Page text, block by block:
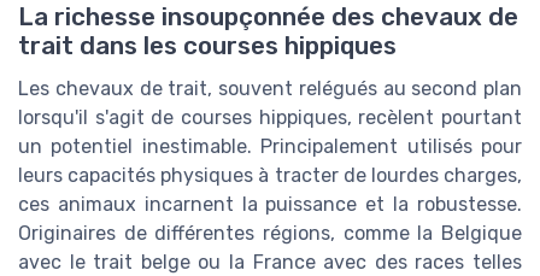
La richesse insoupçonnée des chevaux de
trait dans les courses hippiques
Les chevaux de trait, souvent relégués au second plan
lorsqu'il s'agit de courses hippiques, recèlent pourtant
un potentiel inestimable. Principalement utilisés pour
leurs capacités physiques à tracter de lourdes charges,
ces animaux incarnent la puissance et la robustesse.
Originaires de différentes régions, comme la Belgique
avec le trait belge ou la France avec des races telles